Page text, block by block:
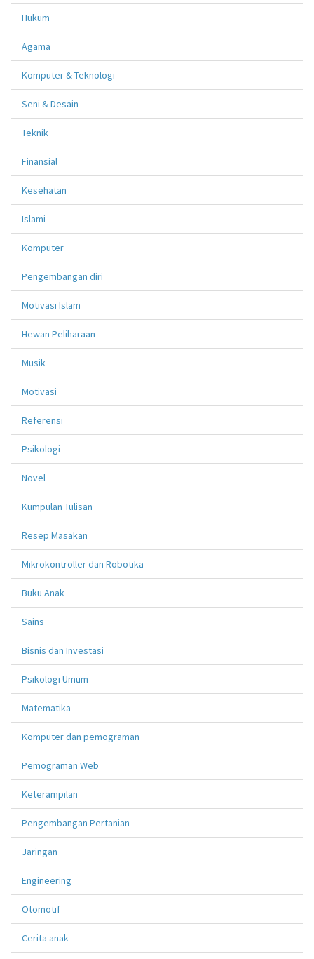
Hukum
Agama
Komputer & Teknologi
Seni & Desain
Teknik
Finansial
Kesehatan
Islami
Komputer
Pengembangan diri
Motivasi Islam
Hewan Peliharaan
Musik
Motivasi
Referensi
Psikologi
Novel
Kumpulan Tulisan
Resep Masakan
Mikrokontroller dan Robotika
Buku Anak
Sains
Bisnis dan Investasi
Psikologi Umum
Matematika
Komputer dan pemograman
Pemograman Web
Keterampilan
Pengembangan Pertanian
Jaringan
Engineering
Otomotif
Cerita anak